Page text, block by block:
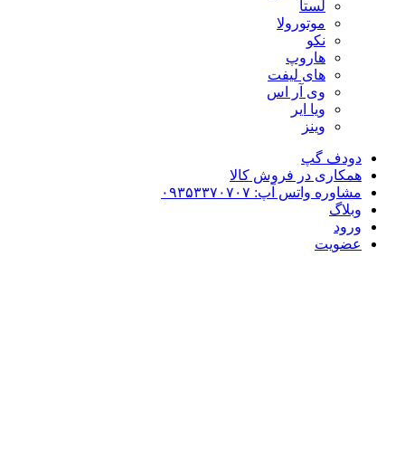
لستا
موتورولا
نکو
هاروپ
های لیفت
وی آر اس
ویا ایر
وینز
دودف گپ
همکاری در فروش کالا
مشاوره واتس آپ: ۰۹۳۵۳۳۷۰۷۰۷
وبلاگ
ورود
عضویت